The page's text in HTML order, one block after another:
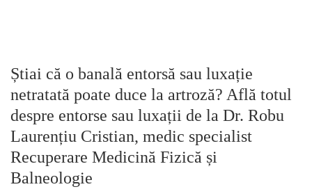
Știai că o banală entorsă sau luxație
netratată poate duce la artroză? Află totul
despre entorse sau luxații de la Dr. Robu
Laurențiu Cristian, medic specialist
Recuperare Medicină Fizică și
Balneologie